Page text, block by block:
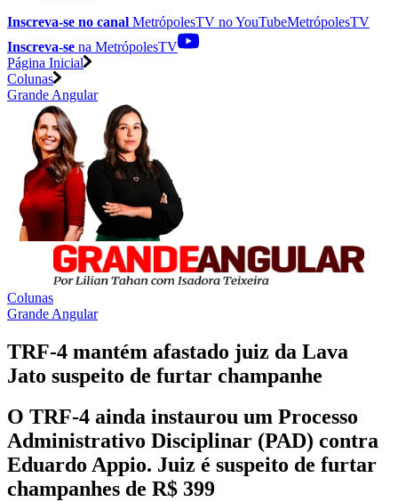
Inscreva-se no canal MetrópolesTV noYouTubeMetrópolesTV
Inscreva-se na MetrópolesTV
Página Inicial
Colunas
Grande Angular
Colunas
Grande Angular
TRF-4 mantém afastado juiz da Lava
Jato suspeito de furtar champanhe
O TRF-4 ainda instaurou um Processo
Administrativo Disciplinar (PAD) contra
Eduardo Appio. Juiz é suspeito de furtar
champanhes de R$ 399